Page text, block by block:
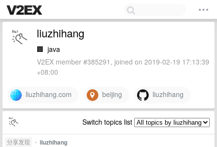
liuzhihang
🏢 java
V2EX member #385291, joined on 2019-02-19 17:13:39
+08:00
liuzhihang.com beijing liuzhihang
Switch topics list
分享发现 • liuzhihang